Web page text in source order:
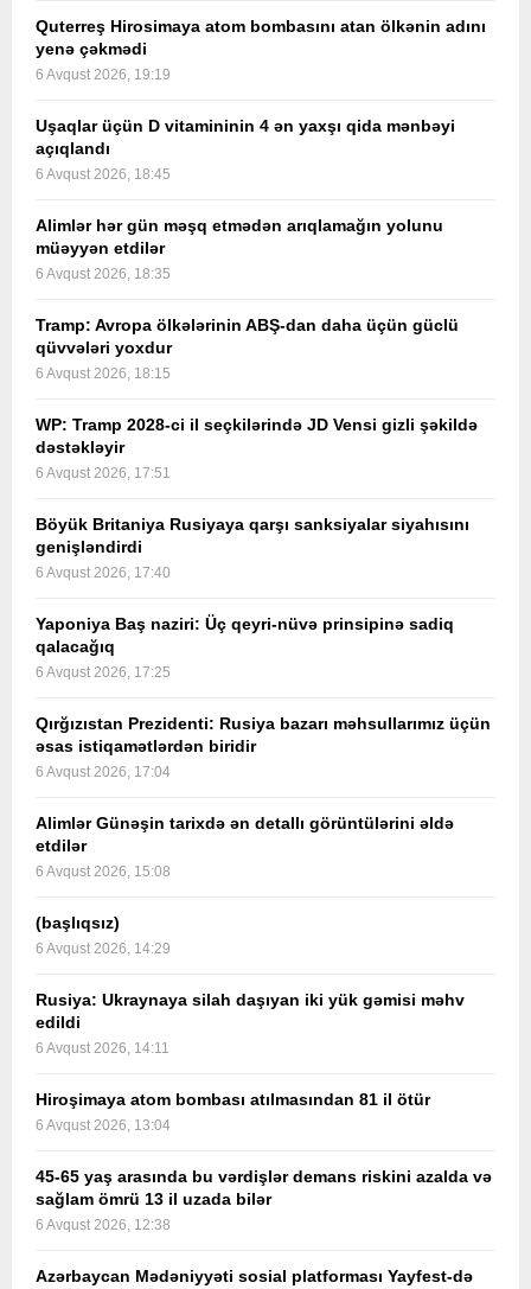
Quterreş Hirosimaya atom bombasını atan ölkənin adını
yenə çəkmədi
6 Avqust 2026, 19:19
Uşaqlar üçün D vitamininin 4 ən yaxşı qida mənbəyi
açıqlandı
6 Avqust 2026, 18:45
Alimlər hər gün məşq etmədən arıqlamağın yolunu
müəyyən etdilər
6 Avqust 2026, 18:35
Tramp: Avropa ölkələrinin ABŞ-dan daha üçün güclü
qüvvələri yoxdur
6 Avqust 2026, 18:15
WP: Tramp 2028-ci il seçkilərində JD Vensi gizli şəkildə
dəstəkləyir
6 Avqust 2026, 17:51
Böyük Britaniya Rusiyaya qarşı sanksiyalar siyahısını
genişləndirdi
6 Avqust 2026, 17:40
Yaponiya Baş naziri: Üç qeyri-nüvə prinsipinə sadiq
qalacağıq
6 Avqust 2026, 17:25
Qırğızıstan Prezidenti: Rusiya bazarı məhsullarımız üçün
əsas istiqamətlərdən biridir
6 Avqust 2026, 17:04
Alimlər Günəşin tarixdə ən detallı görüntülərini əldə
etdilər
6 Avqust 2026, 15:08
(başlıqsız)
6 Avqust 2026, 14:29
Rusiya: Ukraynaya silah daşıyan iki yük gəmisi məhv
edildi
6 Avqust 2026, 14:11
Hiroşimaya atom bombası atılmasından 81 il ötür
6 Avqust 2026, 13:04
45-65 yaş arasında bu vərdişlər demans riskini azalda və
sağlam ömrü 13 il uzada bilər
6 Avqust 2026, 12:38
Azərbaycan Mədəniyyəti sosial platforması Yayfest-də